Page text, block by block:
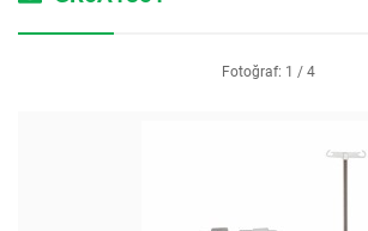
Fotoğraf: 1 / 4